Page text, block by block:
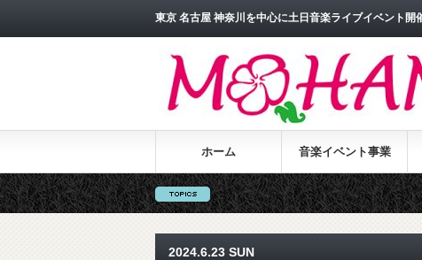
東京 名古屋 神奈川を中心に土日音楽ライブイベント
ホーム 音楽イベント事業
2024.6.23 SUN